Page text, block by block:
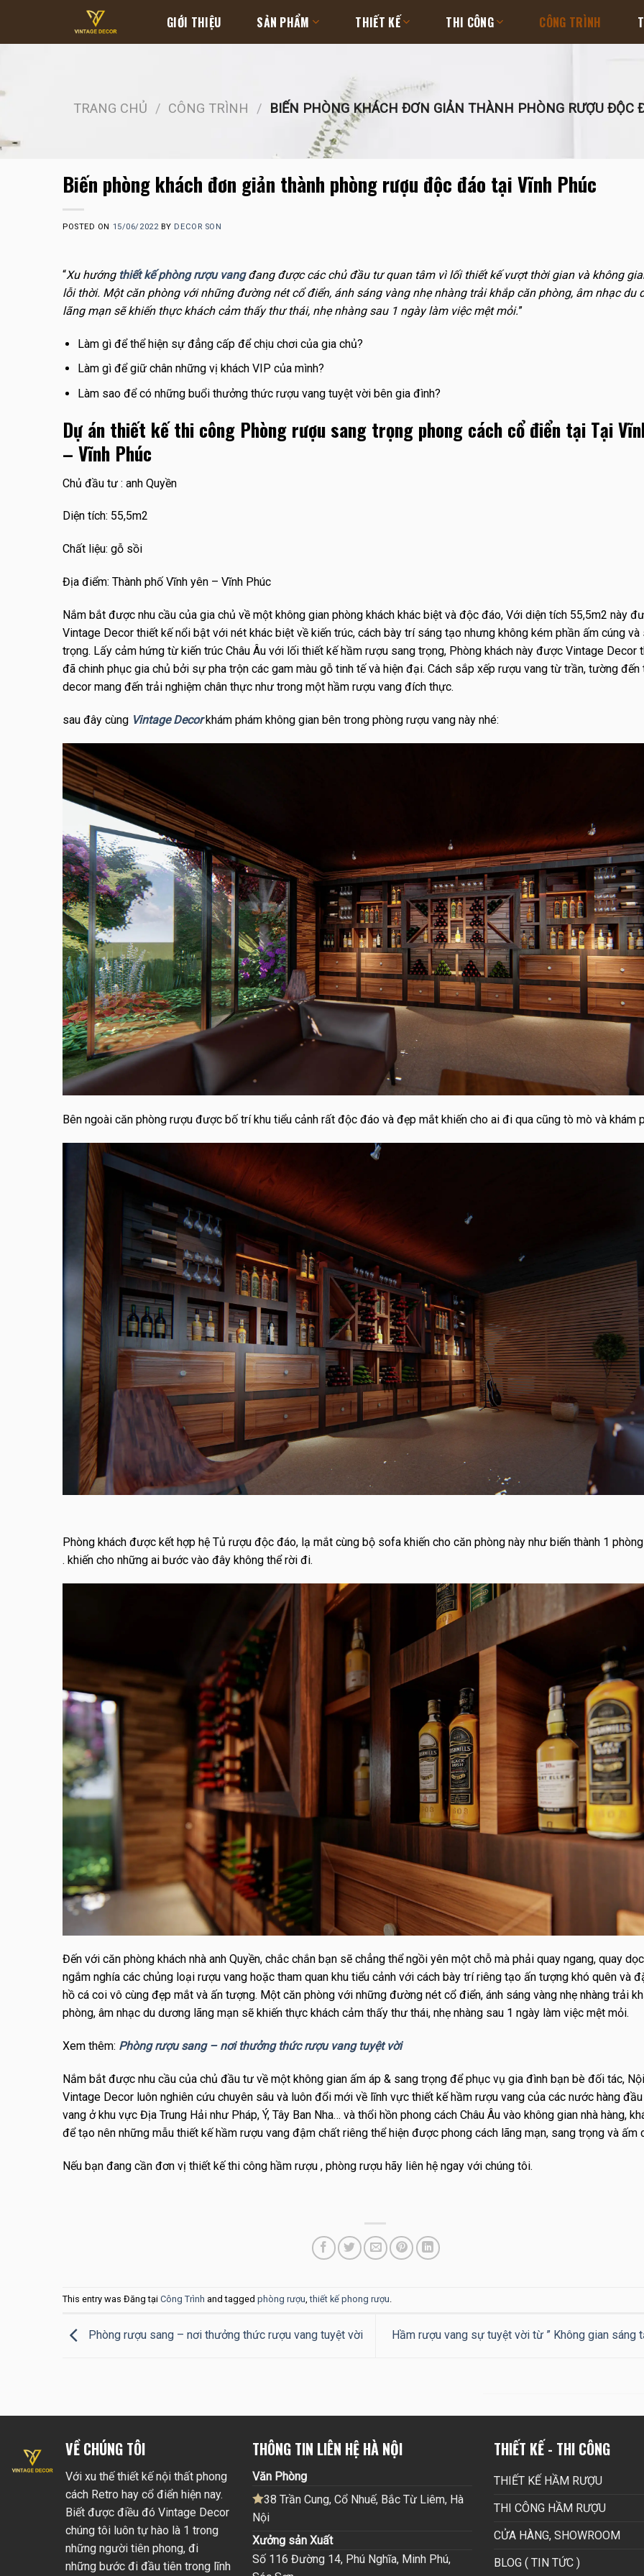
content
GIỚI THIỆU SẢN PHẨM THIẾT KẾ THI CÔNG CÔNG TRÌNH
TRANG CHỦ / CÔNG TRÌNH / BIẾN PHÒNG KHÁCH ĐƠN GIẢN THÀNH PHÒNG RƯỢU ĐỘC
Biến phòng khách đơn giản thành phòng rượu độc đáo tại Vĩnh Phúc
POSTED ON 15/06/2022BY DECOR SON
Xu hướng thiết kế phòng rượu vangđang được các chủ đầu tư quan tâm vì lối thiết kế vượt thời gian và không
lỗi thời. Một căn phòng với những đường nét cổ điển, ánh sáng vàng nhẹ nhàng trải khắp căn phòng, âm nhạc du
lãng mạn sẽ khiến thực khách cảm thấy thư thái, nhẹ nhàng sau 1 ngày làm việc mệt mỏi.
Làm gì để thể hiện sự đẳng cấp để chịu chơi của gia chủ?
Làm gì để giữ chân những vị khách VIP của mình?
Làm sao để có những buổi thưởng thức rượu vang tuyệt vời bên gia đình?
Dự án thiết kế thi công Phòng rượu sang trọng phong cách cổ điển tại Tại
– Vĩnh Phúc
Chủ đầu tư : anh Quyền
Diện tích: 55,5m2
Chất liệu: gỗ sồi
Địa điểm: Thành phố Vĩnh yên – Vĩnh Phúc
Nắm bắt được nhu cầu của gia chủ về một không gian phòng khách khác biệt và độc đáo, Với diện tích 55,5m2 này
Vintage Decor thiết kế nổi bật với nét khác biệt về kiến trúc, cách bày trí sáng tạo nhưng không kém phần ấm cúng và
trọng. Lấy cảm hứng từ kiến trúc Châu Âu với lối thiết kế hầm rượu sang trọng, Phòng khách này được Vintage Decor
đã chinh phục gia chủ bởi sự pha trộn các gam màu gỗ tinh tế và hiện đại. Cách sắp xếp rượu vang từ trần, tường đến
decor mang đến trải nghiệm chân thực như trong một hầm rượu vang đích thực.
sau đây cùng Vintage Decorkhám phám không gian bên trong phòng rượu vang này nhé:
Bên ngoài căn phòng rượu được bố trí khu tiểu cảnh rất độc đáo và đẹp mắt khiến cho ai đi qua cũng tò mò và khám
Phòng khách được kết hợp hệ Tủ rượu độc đáo, lạ mắt cùng bộ sofa khiến cho căn phòng này như biến thành 1
. khiến cho những ai bước vào đây không thể rời đi.
Đến với căn phòng khách nhà anh Quyền, chắc chắn bạn sẽ chẳng thể ngồi yên một chỗ mà phải quay ngang, quay
ngắm nghía các chủng loại rượu vang hoặc tham quan khu tiểu cảnh với cách bày trí riêng tạo ấn tượng khó quên và
hồ cá coi vô cùng đẹp mắt và ấn tượng. Một căn phòng với những đường nét cổ điển, ánh sáng vàng nhẹ nhàng trải
phòng, âm nhạc du dương lãng mạn sẽ khiến thực khách cảm thấy thư thái, nhẹ nhàng sau 1 ngày làm việc mệt mỏi.
Xem thêm: Phòng rượu sang – nơi thưởng thức rượu vang tuyệt vời
Nắm bắt được nhu cầu của chủ đầu tư về một không gian ấm áp & sang trọng để phục vụ gia đình bạn bè đối tác,
Vintage Decor luôn nghiên cứu chuyên sâu và luôn đổi mới về lĩnh vực thiết kế hầm rượu vang của các nước hàng
vang ở khu vực Địa Trung Hải như Pháp, Ý, Tây Ban Nha… và thổi hồn phong cách Châu Âu vào không gian nhà hàng,
để tạo nên những mẫu thiết kế hầm rượu vang đậm chất riêng thể hiện được phong cách lãng mạn, sang trọng và ấm
Nếu bạn đang cần đơn vị thiết kế thi công hầm rượu , phòng rượu hãy liên hệ ngay với chúng tôi.
This entry was Đăng tại Công Trình and tagged phòng rượu,thiết kế phong rượu.
Phòng rượu sang – nơi thưởng thức rượu vang tuyệt vời Hầm rượu vang sự tuyệt vời từ ” Không gian sáng
VỀ CHÚNG TÔI
Với xu thế thiết kế nội thất phong
cách Retro hay cổ điển hiện nay.
Biết được điều đó Vintage Decor
chúng tôi luôn tự hào là 1 trong
những người tiên phong, đi
những bước đi đầu tiên trong lĩnh
THÔNG TIN LIÊN HỆ HÀ NỘI
Văn Phòng
38 Trần Cung, Cổ Nhuế, Bắc Từ Liêm, Hà
Nội
Xưởng sản Xuất
Số 116 Đường 14, Phú Nghĩa, Minh Phú,
THIẾT KẾ - THI CÔNG
THIẾT KẾ HẦM RƯỢU
THI CÔNG HẦM RƯỢU
CỬA HÀNG, SHOWROOM
BLOG ( TIN TỨC )